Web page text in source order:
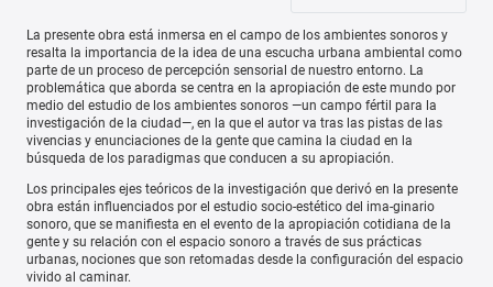
La presente obra está inmersa en el campo de los ambientes sonoros y
resalta la importancia de la idea de una escucha urbana ambiental como
parte de un proceso de percepción sensorial de nuestro entorno. La
problemática que aborda se centra en la apropiación de este mundo por
medio del estudio de los ambientes sonoros —un campo fértil para la
investigación de la ciudad—, en la que el autor va tras las pistas de las
vivencias y enunciaciones de la gente que camina la ciudad en la
búsqueda de los paradigmas que conducen a su apropiación.
Los principales ejes teóricos de la investigación que derivó en la presente
obra están influenciados por el estudio socio-estético del ima-ginario
sonoro, que se manifiesta en el evento de la apropiación cotidiana de la
gente y su relación con el espacio sonoro a través de sus prácticas
urbanas, nociones que son retomadas desde la configuración del espacio
vivido al caminar.